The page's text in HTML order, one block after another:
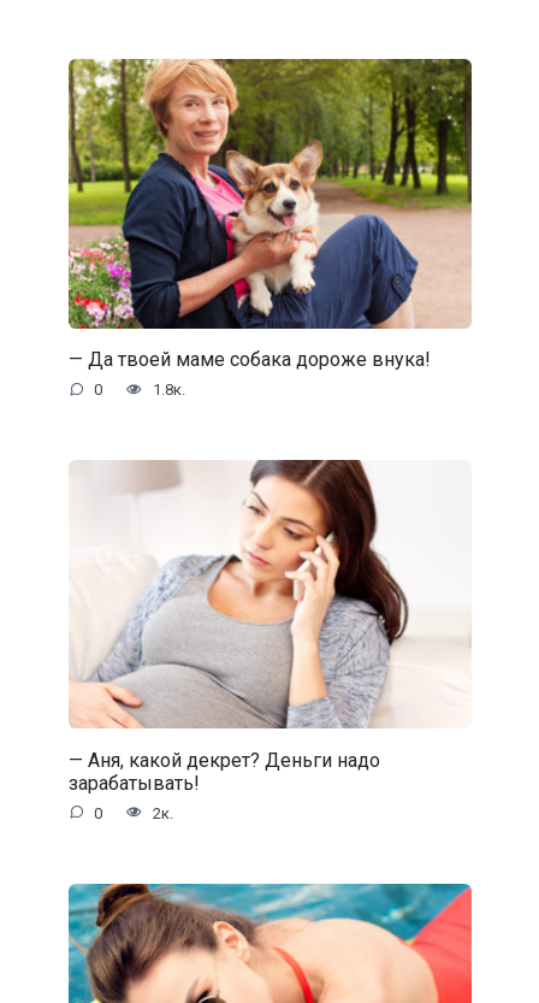
— Да твоей маме собака дороже внука!
0 1.8к.
— Аня, какой декрет? Деньги надо
зарабатывать!
0 2к.